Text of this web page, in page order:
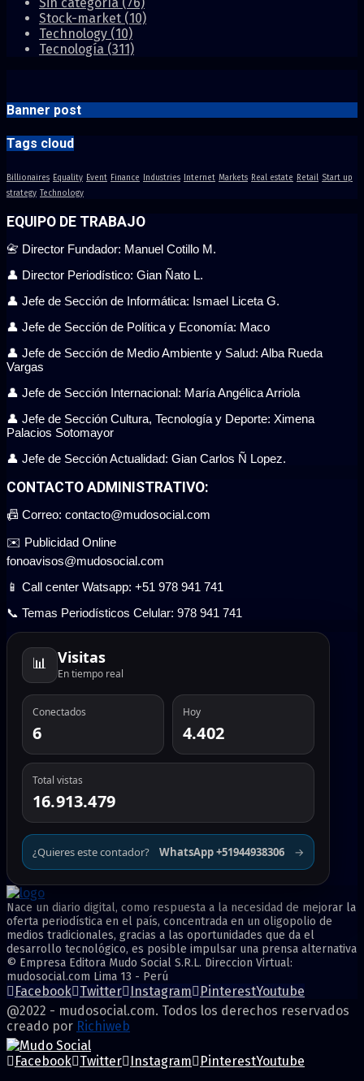
Stock-market (10)
Technology (10)
Tecnología (311)
Banner post
Tags cloud
Billionaires Equality Event Finance Industries Internet Markets Real estate Retail Start up
strategy Technology
EQUIPO DE TRABAJO
📇 Director Fundador: Manuel Cotillo M.
👤 Director Periodístico: Gian Ñato L.
👤 Jefe de Sección de Informática: Ismael Liceta G.
👤 Jefe de Sección de Política y Economía: Maco
👤 Jefe de Sección de Medio Ambiente y Salud: Alba Rueda
Vargas
👤 Jefe de Sección Internacional: María Angélica Arriola
👤 Jefe de Sección Cultura, Tecnología y Deporte: Ximena
Palacios Sotomayor
👤 Jefe de Sección Actualidad: Gian Carlos Ñ Lopez.
CONTACTO ADMINISTRATIVO:
📠 Correo: contacto@mudosocial.com
✉️ Publicidad Online
fonoavisos@mudosocial.com
📱 Call center Watsapp: +51 978 941 741
📞 Temas Periodísticos Celular: 978 941 741
📊 Visitas
En tiempo real
Conectados
6
Hoy
4.402
Total vistas
16.913.479
¿Quieres este contador? WhatsApp +51944938306 →
Nace un diario digital, como respuesta a la necesidad de mejorar la
oferta periodística en el país, concentrada en un oligopolio de
medios tradicionales, gracias a las oportunidades que da el
desarrollo tecnológico, es posible impulsar una prensa alternativa
© Empresa Editora Mudo Social S.R.L. Direccion Virtual:
mudosocial.com Lima 13 - Perú
Facebook Twitter Instagram PinterestYoutube
@2022 - mudosocial.com. Todos los derechos reservados
creado por Richiweb
Facebook Twitter Instagram PinterestYoutube